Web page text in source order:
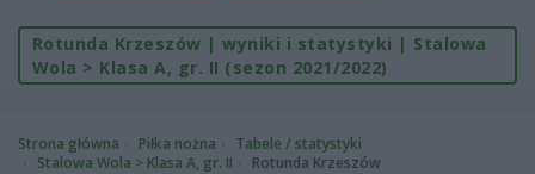
Rotunda Krzeszów | wyniki i statystyki | Stalowa
Wola > Klasa A, gr. II (sezon 2021/2022)
Strona główna Piłka nożna
Tabele / statystyki
Stalowa Wola > Klasa A, gr. II
Rotunda Krzeszów